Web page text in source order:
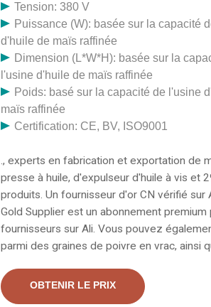
Tension: 380 V
Puissance (W): basée sur la capacité
d'huile de maïs raffinée
Dimension (L*W*H): basée sur la
l'usine d'huile de maïs raffinée
Poids: basé sur la capacité de l'usine
maïs raffinée
Certification: CE, BV, ISO9001
., experts en fabrication et exportation de
presse à huile, d'expulseur d'huile à vis et
produits. Un fournisseur d'or CN vérifié sur
Gold Supplier est un abonnement premium
fournisseurs sur Ali. Vous pouvez
parmi des graines de poivre en vrac, ainsi
poivre en vrac sont en bâton, rondes ou en
Il existe 130 fournisseurs qui vendent des
OBTENIR LE PRIX